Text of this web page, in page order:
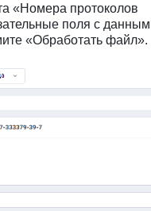
«Номера протоколов
поля с
«Обработать файл».